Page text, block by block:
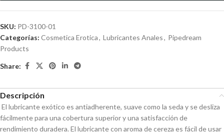
SKU: PD-3100-01
Categorías: Cosmetica Erotica, Lubricantes Anales, Pipedream
Products
Share:
Descripción
El lubricante exótico es antiadherente, suave como la seda y se desliza
fácilmente para una cobertura superior y una satisfacción de
rendimiento duradera. El lubricante con aroma de cereza es fácil de usar